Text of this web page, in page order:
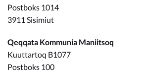
Postboks 1014
3911 Sisimiut
Qeqqata Kommunia Maniitsoq
Kuuttartoq B1077
Postboks 100